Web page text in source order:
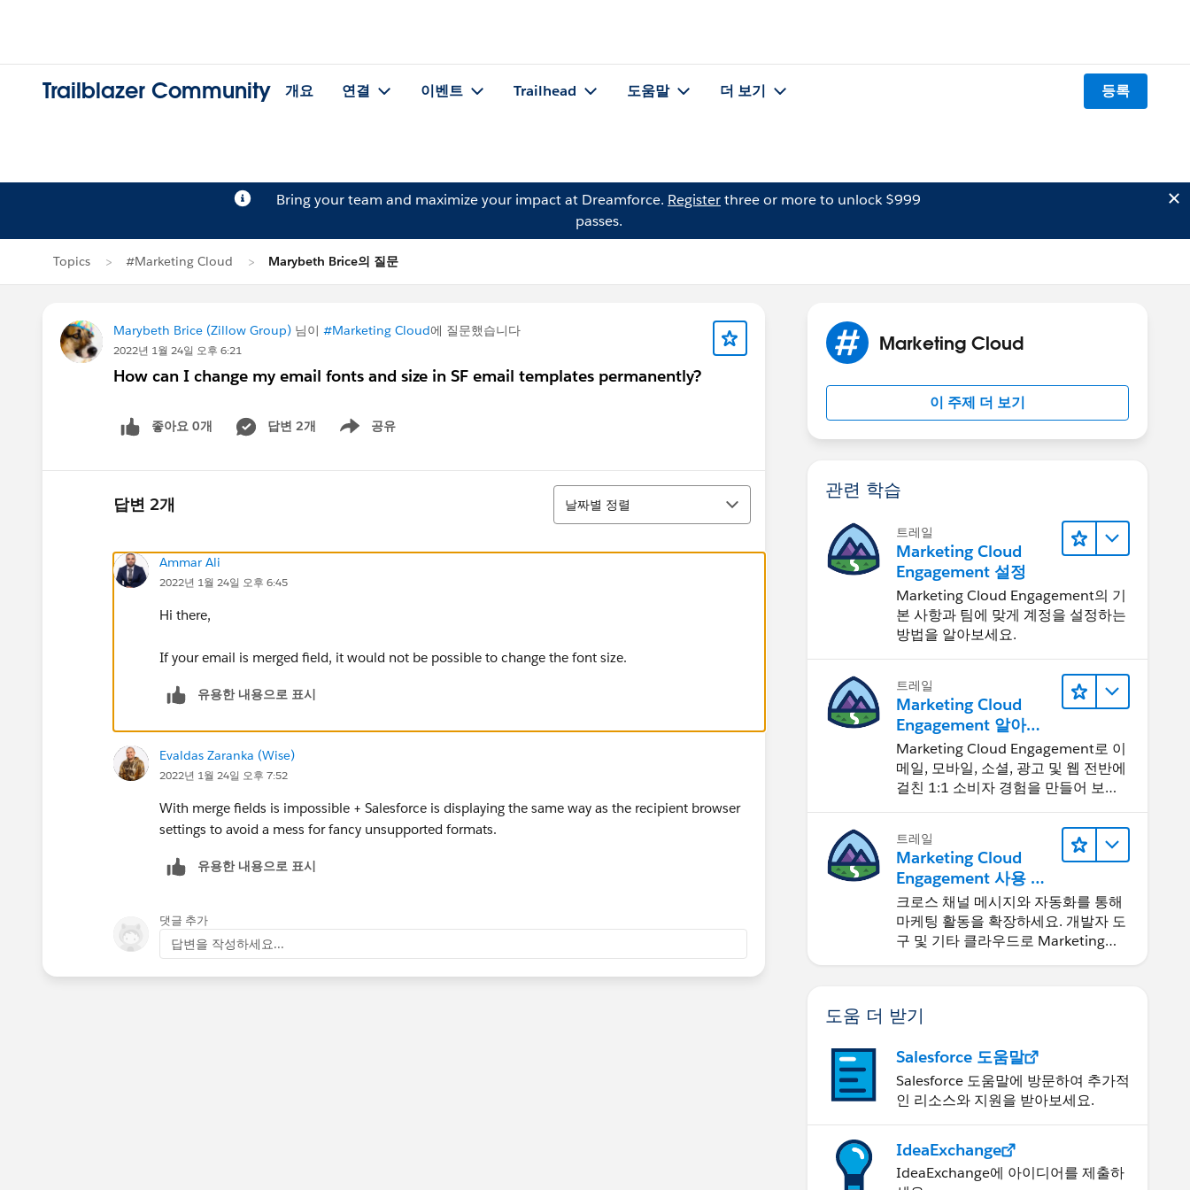
Trailblazer Community 개요 연결 이벤트 Trailhead 도움말 더 보기 등록
Bring your team and maximize your impact at Dreamforce. Registerthree or more to unlock $999
passes.
Topics #Marketing Cloud Marybeth Brice의 질문
Marybeth Brice (Zillow Group) 님이 #Marketing Cloud에 질문했습니다
2022년 1월 24일 오후 6:21
How can I change my email fonts and size in SF email templates permanently?
좋아요 0개 답변 2개 공유
Show menu
답변 2개
정렬
날짜별 정렬
Ammar Ali
2022년 1월 24일 오후 6:45
Hi there,
If your email is merged field, it would not be possible to change the font size.
유용한 내용으로 표시
Evaldas Zaranka (Wise)
2022년 1월 24일 오후 7:52
With merge fields is impossible + Salesforce is displaying the same way as the recipient browser
settings to avoid a mess for fancy unsupported formats.
유용한 내용으로 표시
댓글 추가
답변을 작성하세요...
Marketing Cloud
이 주제 더 보기
관련 학습
트레일
Marketing Cloud
Engagement 설정
Marketing Cloud Engagement의 기
본 사항과 팀에 맞게 계정을 설정하는
방법을 알아보세요.
트레일
Marketing Cloud
Engagement 알아보
기
Marketing Cloud Engagement로 이
메일, 모바일, 소셜, 광고 및 웹 전반에
걸친 1:1 소비자 경험을 만들어 보세
트레일
Marketing Cloud
Engagement 사용 최
적화 및 확장
크로스 채널 메시지와 자동화를 통해
마케팅 활동을 확장하세요. 개발자 도
구 및 기타 클라우드로 Marketing
도움 더 받기
Salesforce 도움말
Salesforce 도움말에 방문하여 추가적
인 리소스와 지원을 받아보세요.
IdeaExchange
IdeaExchange에 아이디어를 제출하